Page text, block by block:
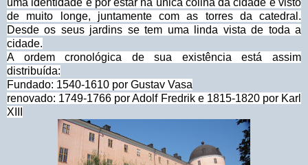
de muito longe, juntamente com as torres da catedral.
Desde os seus jardins se tem uma linda vista de toda a
cidade.
A ordem cronológica de sua existência está assim
distribuída:
Fundado: 1540-1610 por Gustav Vasa
renovado: 1749-1766 por Adolf Fredrik e 1815-1820 por Karl
XIII